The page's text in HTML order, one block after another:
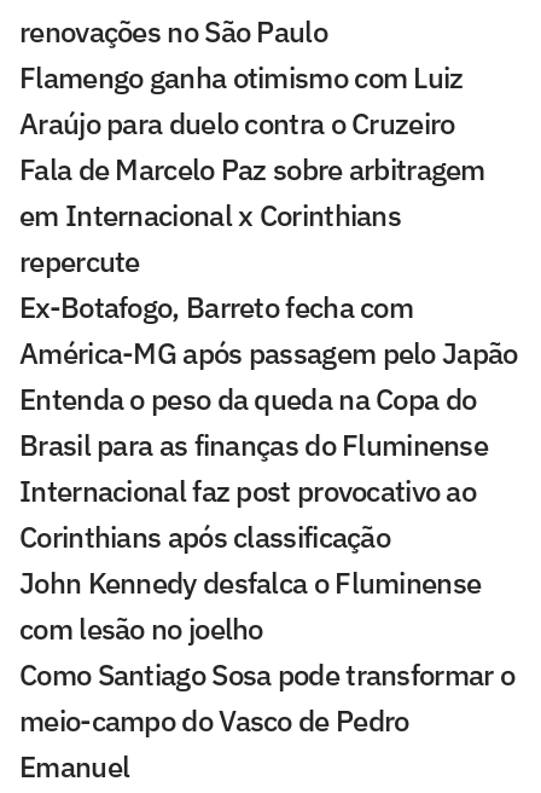
renovações no São Paulo
Flamengo ganha otimismo com Luiz
Araújo para duelo contra o Cruzeiro
Fala de Marcelo Paz sobre arbitragem
em Internacional x Corinthians
repercute
Ex-Botafogo, Barreto fecha com
América-MG após passagem pelo Japão
Entenda o peso da queda na Copa do
Brasil para as finanças do Fluminense
Internacional faz post provocativo ao
Corinthians após classificação
John Kennedy desfalca o Fluminense
com lesão no joelho
Como Santiago Sosa pode transformar o
meio-campo do Vasco de Pedro
Emanuel